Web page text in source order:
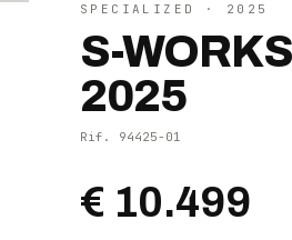
SPECIALIZED · 2025
S-
2025
Rif. 94425-01
€ 10.499